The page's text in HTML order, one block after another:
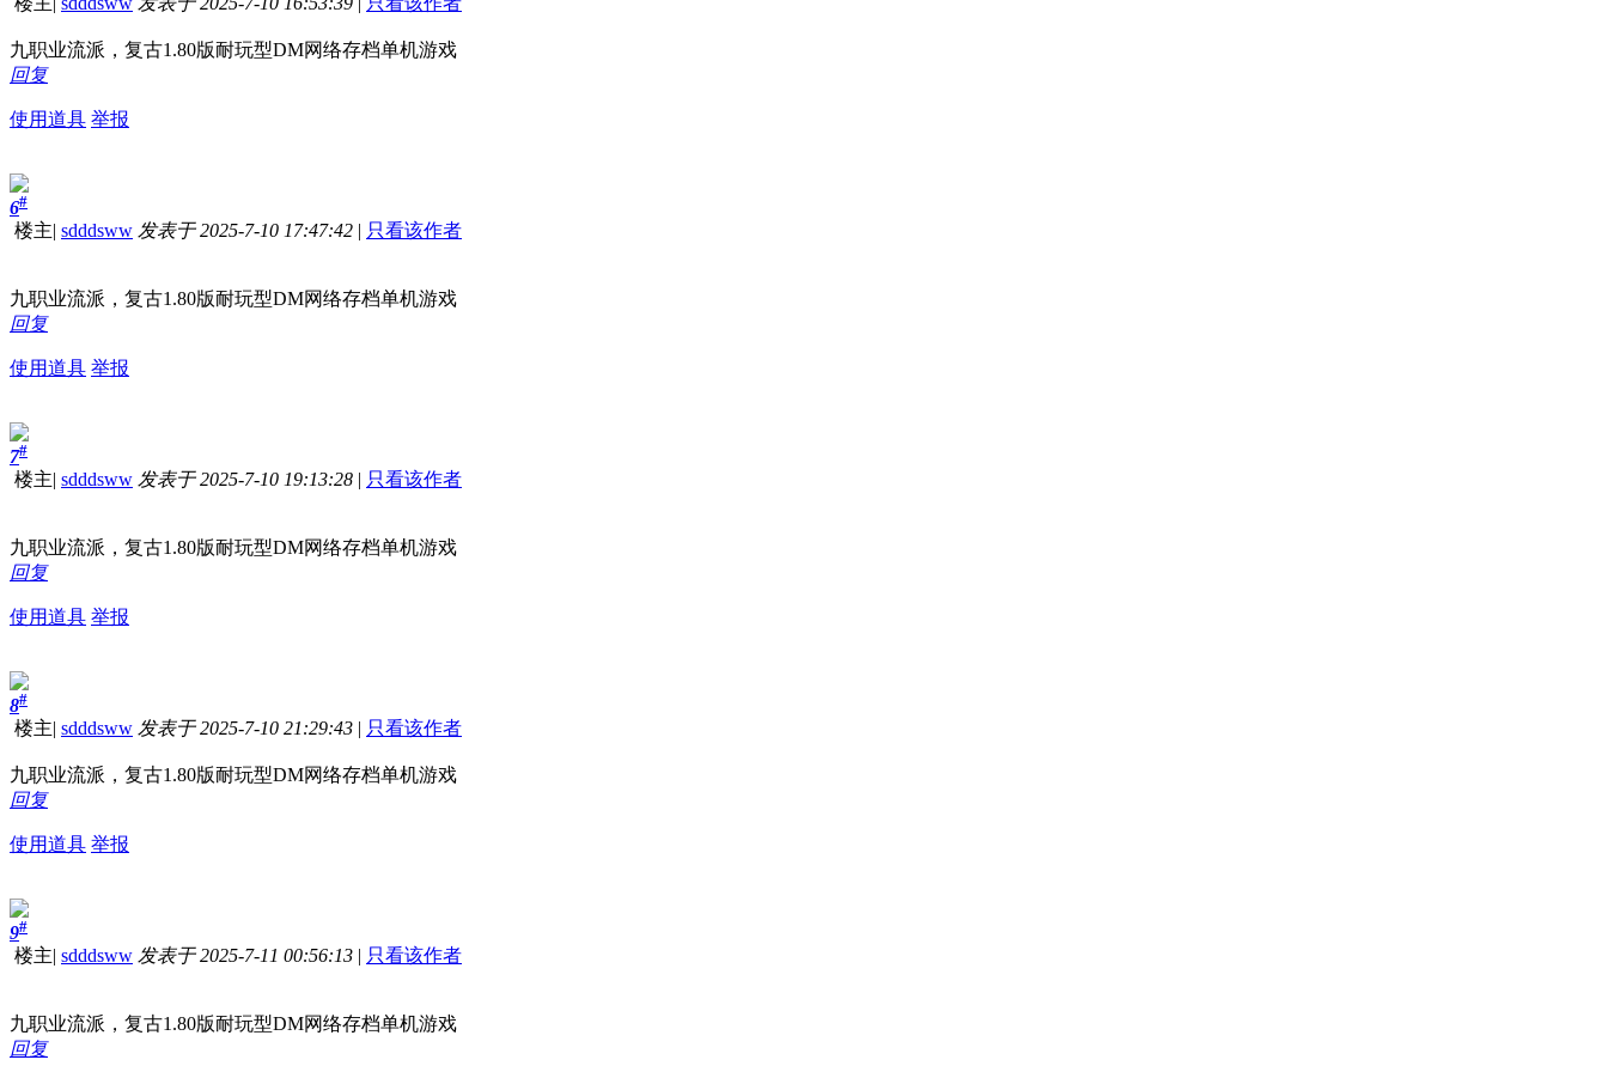
九职业流派，复古1.80版耐玩型DM网络存档单机游戏
回复
使用道具 举报
6#
楼主| sdddsww 发表于 2025-7-10 17:47:42 | 只看该作者
九职业流派，复古1.80版耐玩型DM网络存档单机游戏
回复
使用道具 举报
7#
楼主| sdddsww 发表于 2025-7-10 19:13:28 | 只看该作者
九职业流派，复古1.80版耐玩型DM网络存档单机游戏
回复
使用道具 举报
8#
楼主| sdddsww 发表于 2025-7-10 21:29:43 | 只看该作者
九职业流派，复古1.80版耐玩型DM网络存档单机游戏
回复
使用道具 举报
9#
楼主| sdddsww 发表于 2025-7-11 00:56:13 | 只看该作者
九职业流派，复古1.80版耐玩型DM网络存档单机游戏
回复